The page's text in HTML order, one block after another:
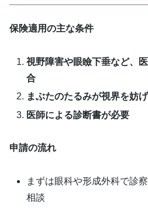
保険適用の主な条件
視野障害や眼瞼下垂など、
合
まぶたのたるみが視界を妨
医師による診断書が必要
申請の流れ
まずは眼科や形成外科で診
相談